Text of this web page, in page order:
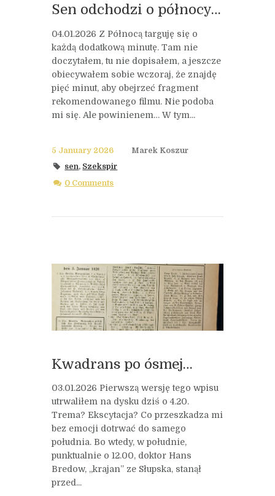
Sen odchodzi o północy…
04.01.2026 Z Północą targuję się o
każdą dodatkową minutę. Tam nie
doczytałem, tu nie dopisałem, a jeszcze
obiecywałem sobie wczoraj, że znajdę
pięć minut, aby obejrzeć fragment
rekomendowanego filmu. Nie podoba
mi się. Ale powinienem… W tym...
5 January 2026
Marek Koszur
sen, Szekspir
0 Comments
Kwadrans po ósmej…
03.01.2026 Pierwszą wersję tego wpisu
utrwaliłem na dysku dziś o 4.20.
Trema? Ekscytacja? Co przeszkadza mi
bez emocji dotrwać do samego
południa. Bo wtedy, w południe,
punktualnie o 12.00, doktor Hans
Bredow, „krajan” ze Słupska, stanął
przed...